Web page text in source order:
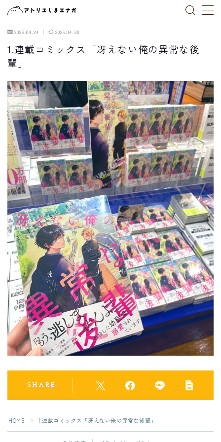
MENU
トップページ
作品一覧
ブログ
お仕事依頼
X(Twitter)
2023.04.24 2026.04.30
1.連載コミックス「冴えない俺の異常な後
輩」
SHARE
HOME ＞ 1.連載コミックス「冴えない俺の異常な後輩」